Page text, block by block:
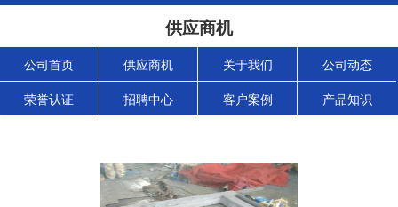
供应商机
公司首页 供应商机 关于我们 公司动态
荣誉认证 招聘中心 客户案例 产品知识